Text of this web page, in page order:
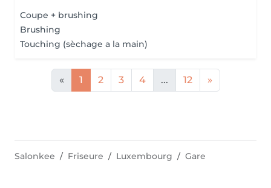
Coupe + brushing
Brushing
Touching (sèchage a la main)
« 1 2 3 4 ... 12 »
Salonkee Friseure Luxembourg Gare